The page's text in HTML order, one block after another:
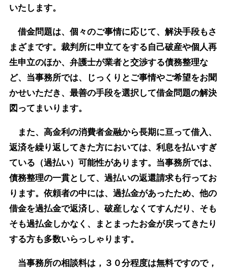
いたします。
借金問題は、個々のご事情に応じて、解決手段もさ
まざまです。裁判所に申立てをする自己破産や個人再
生申立のほか、弁護士が業者と交渉する債務整理な
ど、当事務所では、じっくりとご事情やご希望をお聞
かせいただき、最善の手段を選択して借金問題の解決
図ってまいります。
また、高金利の消費者金融から長期に亘って借入、
返済を繰り返してきた方においては、利息を払いすぎ
ている（過払い）可能性があります。当事務所では、
債務整理の一貫として、過払いの返還請求も行ってお
ります。依頼者の中には、過払金があったため、他の
借金を過払金で返済し、破産しなくてすんだり、そも
そも過払金しかなく、まとまったお金が戻ってきたり
する方も多数いらっしゃります。
当事務所の相談料は，３０分程度は無料ですので，